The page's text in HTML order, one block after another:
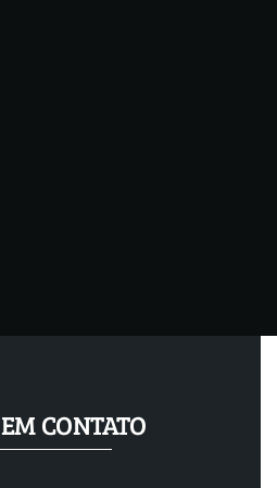
CONTATO